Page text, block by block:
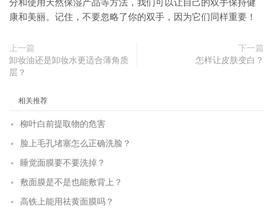
分和使用天然保湿产品等方法，我们可以让自己的双手保持健
康和美丽。记住，不要忽略了你的双手，因为它们同样重要！
上一篇
卸妆油还是卸妆水更适合薄角质
层？
下一篇
怎样让皮肤变白？
相关推荐
柳叶白前提取物的危害
脸上毛孔堵塞怎么正确洗脸？
睡觉面膜要不要洗掉？
敷面膜是不是也能敷背上？
高铁上能用祛黄面膜吗？